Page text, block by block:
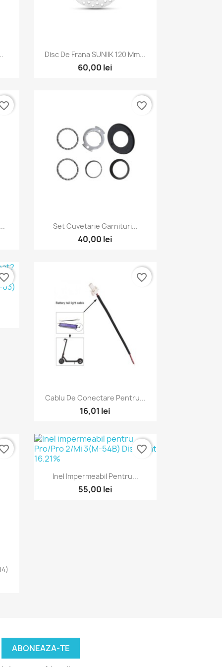
Vizualizare rapida
Disc De Frana SUNIIK 120 Mm...
60,00 lei
Vizualizare rapida
Set Cuvetarie Garnituri...
40,00 lei
favorite_border
 Vizualizare rapida
Cablu De Conectare Pentru...
16,01 lei
favorite_border
 Vizualizare rapida
Inel Impermeabil Pentru...
55,00 lei
favorite_border